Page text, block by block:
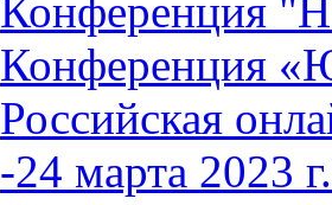
Конференция
Конференция
Российская
-24 марта 2023